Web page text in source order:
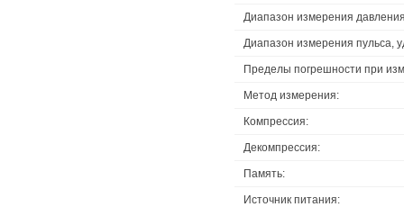
Диапазон измерения
Диапазон измерения пульса,
Пределы погрешности при
Метод измерения:
Компрессия:
Декомпрессия:
Память:
Источник питания: